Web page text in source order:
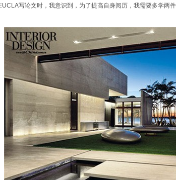
写论文时，我意识到，为了提高自身阅历，我需要多学两